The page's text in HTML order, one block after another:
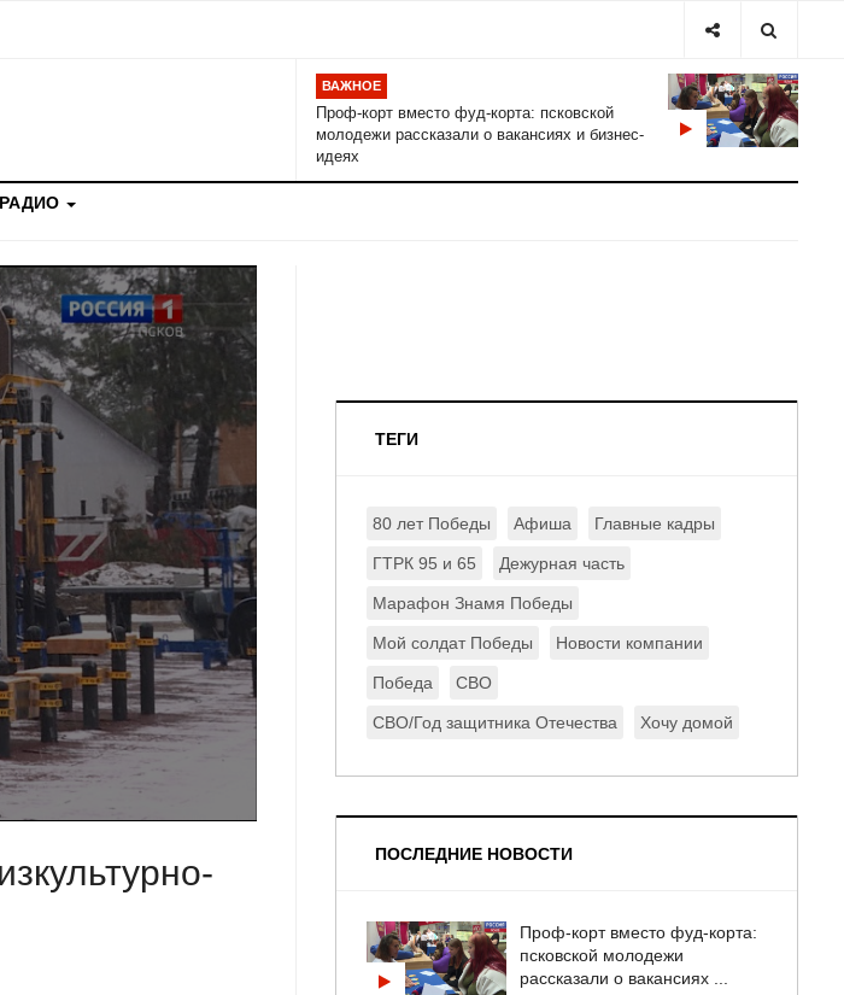
ВАЖНОЕ
Проф-корт вместо фуд-корта: псковской
молодежи рассказали о вакансиях и бизнес-
идеях
РАДИО
ТЕГИ
80 лет Победы Афиша Главные кадры
ГТРК 95 и 65 Дежурная часть
Марафон Знамя Победы
Мой солдат Победы Новости компании
Победа СВО
СВО/Год защитника Отечества Хочу домой
ПОСЛЕДНИЕ НОВОСТИ
Проф-корт вместо фуд-корта:
псковской молодежи
рассказали о вакансиях ...